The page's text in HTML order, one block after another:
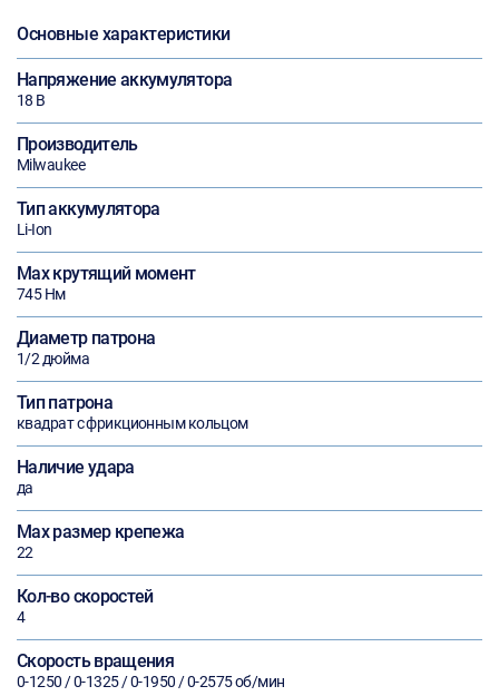
Основные характеристики
Напряжение аккумулятора
18 В
Производитель
Milwaukee
Тип аккумулятора
Li-Ion
Max крутящий момент
745 Нм
Диаметр патрона
1/2 дюйма
Тип патрона
квадрат с фрикционным кольцом
Наличие удара
да
Max размер крепежа
22
Кол-во скоростей
4
Скорость вращения
0-1250 / 0-1325 / 0-1950 / 0-2575 об/мин